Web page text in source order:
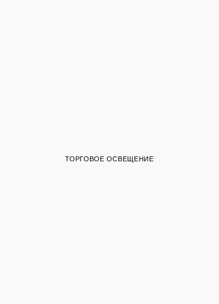
ТОРГОВОЕ ОСВЕЩЕНИЕ